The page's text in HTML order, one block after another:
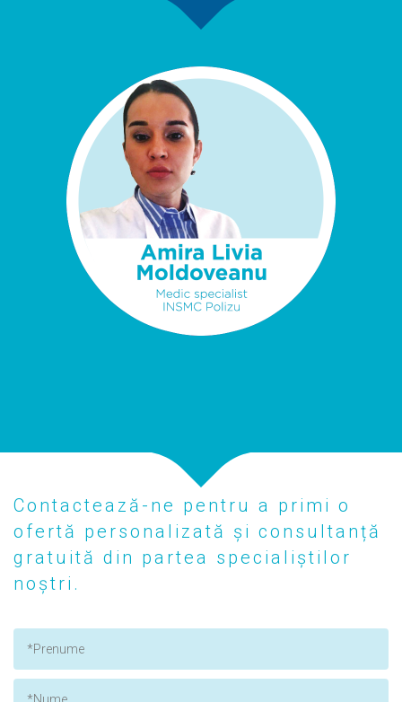
Contactează-ne pentru a primi o
ofertă personalizată și consultanță
gratuită din partea specialiștilor
noștri.